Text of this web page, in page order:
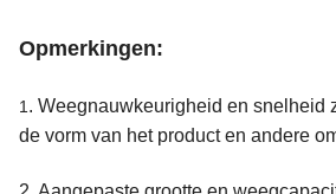
Opmerkingen:
1 . Weegnauwkeurigheid en snelheid
de vorm van het product en andere